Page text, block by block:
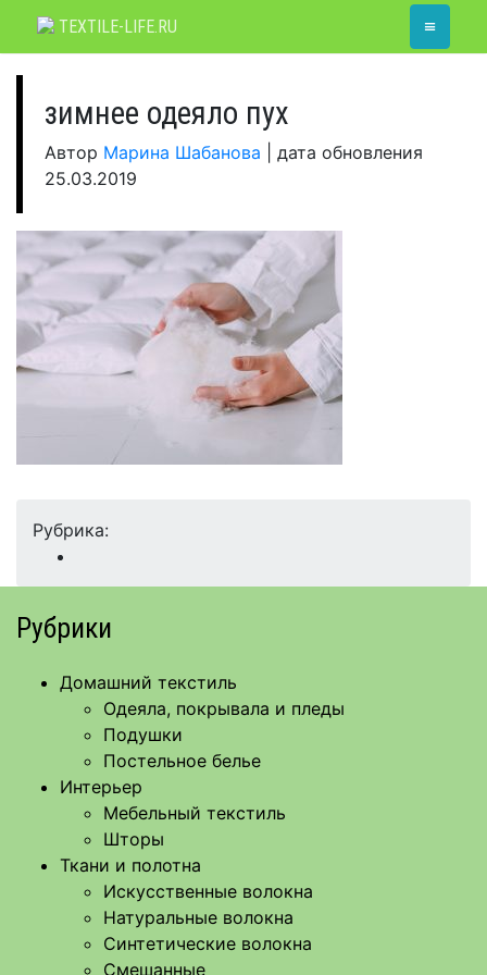
TEXTILE-LIFE.RU ≡
зимнее одеяло пух
Автор Марина Шабанова
дата обновления
25.03.2019
Рубрика:
Рубрики
Домашний текстиль
Одеяла, покрывала и пледы
Подушки
Постельное белье
Интерьер
Мебельный текстиль
Шторы
Ткани и полотна
Искусственные волокна
Натуральные волокна
Синтетические волокна
Смешанные